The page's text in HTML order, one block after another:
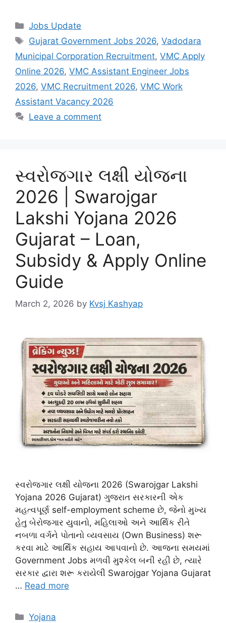
Categories
Jobs Update
Tags
Gujarat Government Jobs 2026,Vadodara
Municipal Corporation Recruitment, VMC Apply
Online 2026, VMC Assistant Engineer Jobs
2026, VMC Recruitment 2026, VMC Work
Assistant Vacancy 2026
Leave a comment
સ્વરોજગાર લક્ષી યોજના
2026 | Swarojgar
Lakshi Yojana 2026
Gujarat – Loan,
Subsidy & Apply Online
Guide
March 2, 2026 by Kvsj Kashyap
સ્વરોજગાર લક્ષી યોજના 2026 (Swarojgar Lakshi
Yojana 2026 Gujarat) ગુજરાત સરકારની એક
મહત્વપૂર્ણ self-employment scheme છે, જેનો મુખ્ય
હેતુ બેરોજગાર યુવાનો, મહિલાઓ અને આર્થિક રીતે
નબળા વર્ગને પોતાનો વ્યવસાય (Own Business) શરૂ
કરવા માટે આર્થિક સહાય આપવાનો છે. આજના સમયમાં
Government Jobs મળવી મુશ્કેલ બની રહી છે, ત્યારે
સરકાર દ્વારા શરૂ કરાયેલી Swarojgar Yojana Gujarat
… Read more
Categories
Yojana